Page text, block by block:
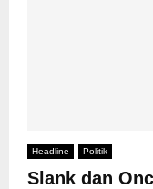
Headline Politik
Slank dan